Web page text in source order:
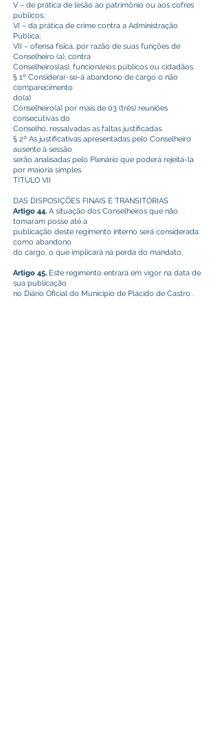
V – de prática de lesão ao patrimônio ou aos cofres
públicos;
VI – da prática de crime contra a Administração
Pública;
VII – ofensa física, por razão de suas funções de
Conselheiro (a), contra
Conselheiros(as), funcionários públicos ou cidadãos.
§ 1º Considerar-se-á abandono de cargo o não
comparecimento
do(a)
Conselheiro(a) por mais de 03 (três) reuniões
consecutivas do
Conselho, ressalvadas as faltas justificadas.
§ 2º As justificativas apresentadas pelo Conselheiro
ausente à sessão
serão analisadas pelo Plenário que poderá rejeitá-la
por maioria simples.
TÍTULO VII
DAS DISPOSIÇÕES FINAIS E TRANSITÓRIAS
Artigo 44. A situação dos Conselheiros que não
tomaram posse até a
publicação deste regimento interno será considerada
como abandono
do cargo, o que implicará na perda do mandato.
Artigo 45. Este regimento entrará em vigor na data de
sua publicação
no Diário Oficial do Município de Plácido de Castro .